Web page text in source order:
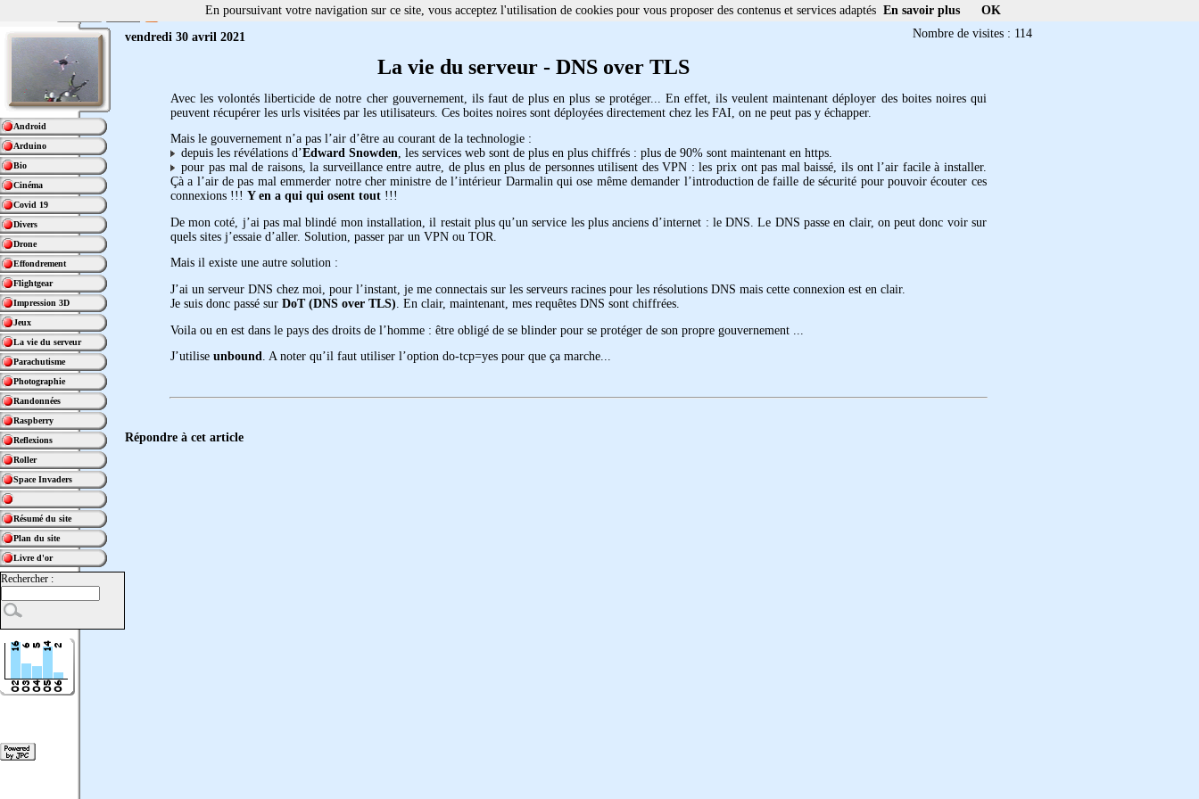
Android
Arduino
Bio
Cinéma
Covid 19
Divers
Drone
Effondrement
Flightgear
Impression 3D
Jeux
La vie du serveur
Parachutisme
Photographie
Randonnées
Raspberry
Reflexions
Roller
Space Invaders
Résumé du site
Plan du site
Livre d'or
Rechercher :
vendredi 30 avril 2021 Nombre de visites : 114
La vie du serveur - DNS over TLS
Avec les volontés liberticide de notre cher gouvernement, ils faut de plus en plus se protéger... En effet, ils veulent maintenant déployer des boites noires qui
peuvent récupérer les urls visitées par les utilisateurs. Ces boites noires sont déployées directement chez les FAI, on ne peut pas y échapper.
Mais le gouvernement n’a pas l’air d’être au courant de la technologie :
depuis les révélations d’Edward Snowden, les services web sont de plus en plus chiffrés : plus de 90% sont maintenant en https.
pour pas mal de raisons, la surveillance entre autre, de plus en plus de personnes utilisent des VPN : les prix ont pas mal baissé, ils ont l’air facile à installer.
Çà a l’air de pas mal emmerder notre cher ministre de l’intérieur Darmalin qui ose même demander l’introduction de faille de sécurité pour pouvoir écouter ces
connexions !!! Y en a qui qui osent tout!!!
De mon coté, j’ai pas mal blindé mon installation, il restait plus qu’un service les plus anciens d’internet : le DNS. Le DNS passe en clair, on peut donc voir sur
quels sites j’essaie d’aller. Solution, passer par un VPN ou TOR.
Mais il existe une autre solution :
J’ai un serveur DNS chez moi, pour l’instant, je me connectais sur les serveurs racines pour les résolutions DNS mais cette connexion est en clair.
Je suis donc passé sur DoT (DNS over TLS) . En clair, maintenant, mes requêtes DNS sont chiffrées.
Voila ou en est dans le pays des droits de l’homme : être obligé de se blinder pour se protéger de son propre gouvernement ...
J’utilise unbound. A noter qu’il faut utiliser l’option do-tcp=yes pour que ça marche...
Répondre à cet article
En poursuivant votre navigation sur ce site, vous acceptez l'utilisation de cookies pour vous proposer des contenus et services adaptés En savoir plus OK